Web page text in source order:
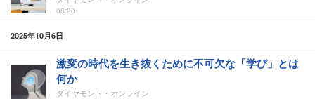
08:20
2025年10月6日
激変の時代を生き抜くために不可欠な「学び」とは
何か
ダイヤモンド・オンライン